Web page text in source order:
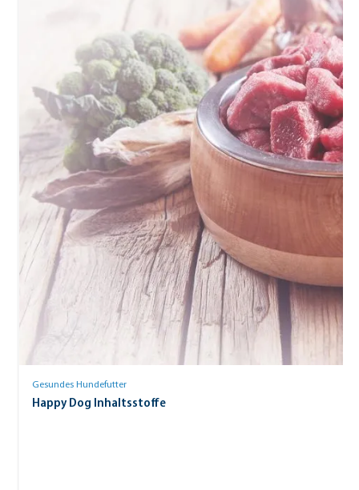
Gesundes Hundefutter
Happy Dog Inhaltsstoffe